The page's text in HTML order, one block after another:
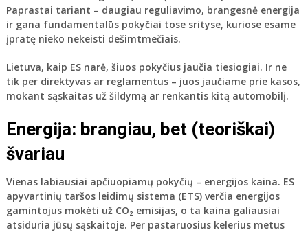
Paprastai tariant – daugiau reguliavimo, brangesnė energija
ir gana fundamentalūs pokyčiai tose srityse, kuriose esame
įpratę nieko nekeisti dešimtmečiais.
Lietuva, kaip ES narė, šiuos pokyčius jaučia tiesiogiai. Ir ne
tik per direktyvas ar reglamentus – juos jaučiame prie kasos,
mokant sąskaitas už šildymą ar renkantis kitą automobilį.
Energija: brangiau, bet (teoriškai)
švariau
Vienas labiausiai apčiuopiamų pokyčių – energijos kaina. ES
apyvartinių taršos leidimų sistema (ETS) verčia energijos
gamintojus mokėti už CO₂ emisijas, o ta kaina galiausiai
atsiduria jūsų sąskaitoje. Per pastaruosius kelerius metus